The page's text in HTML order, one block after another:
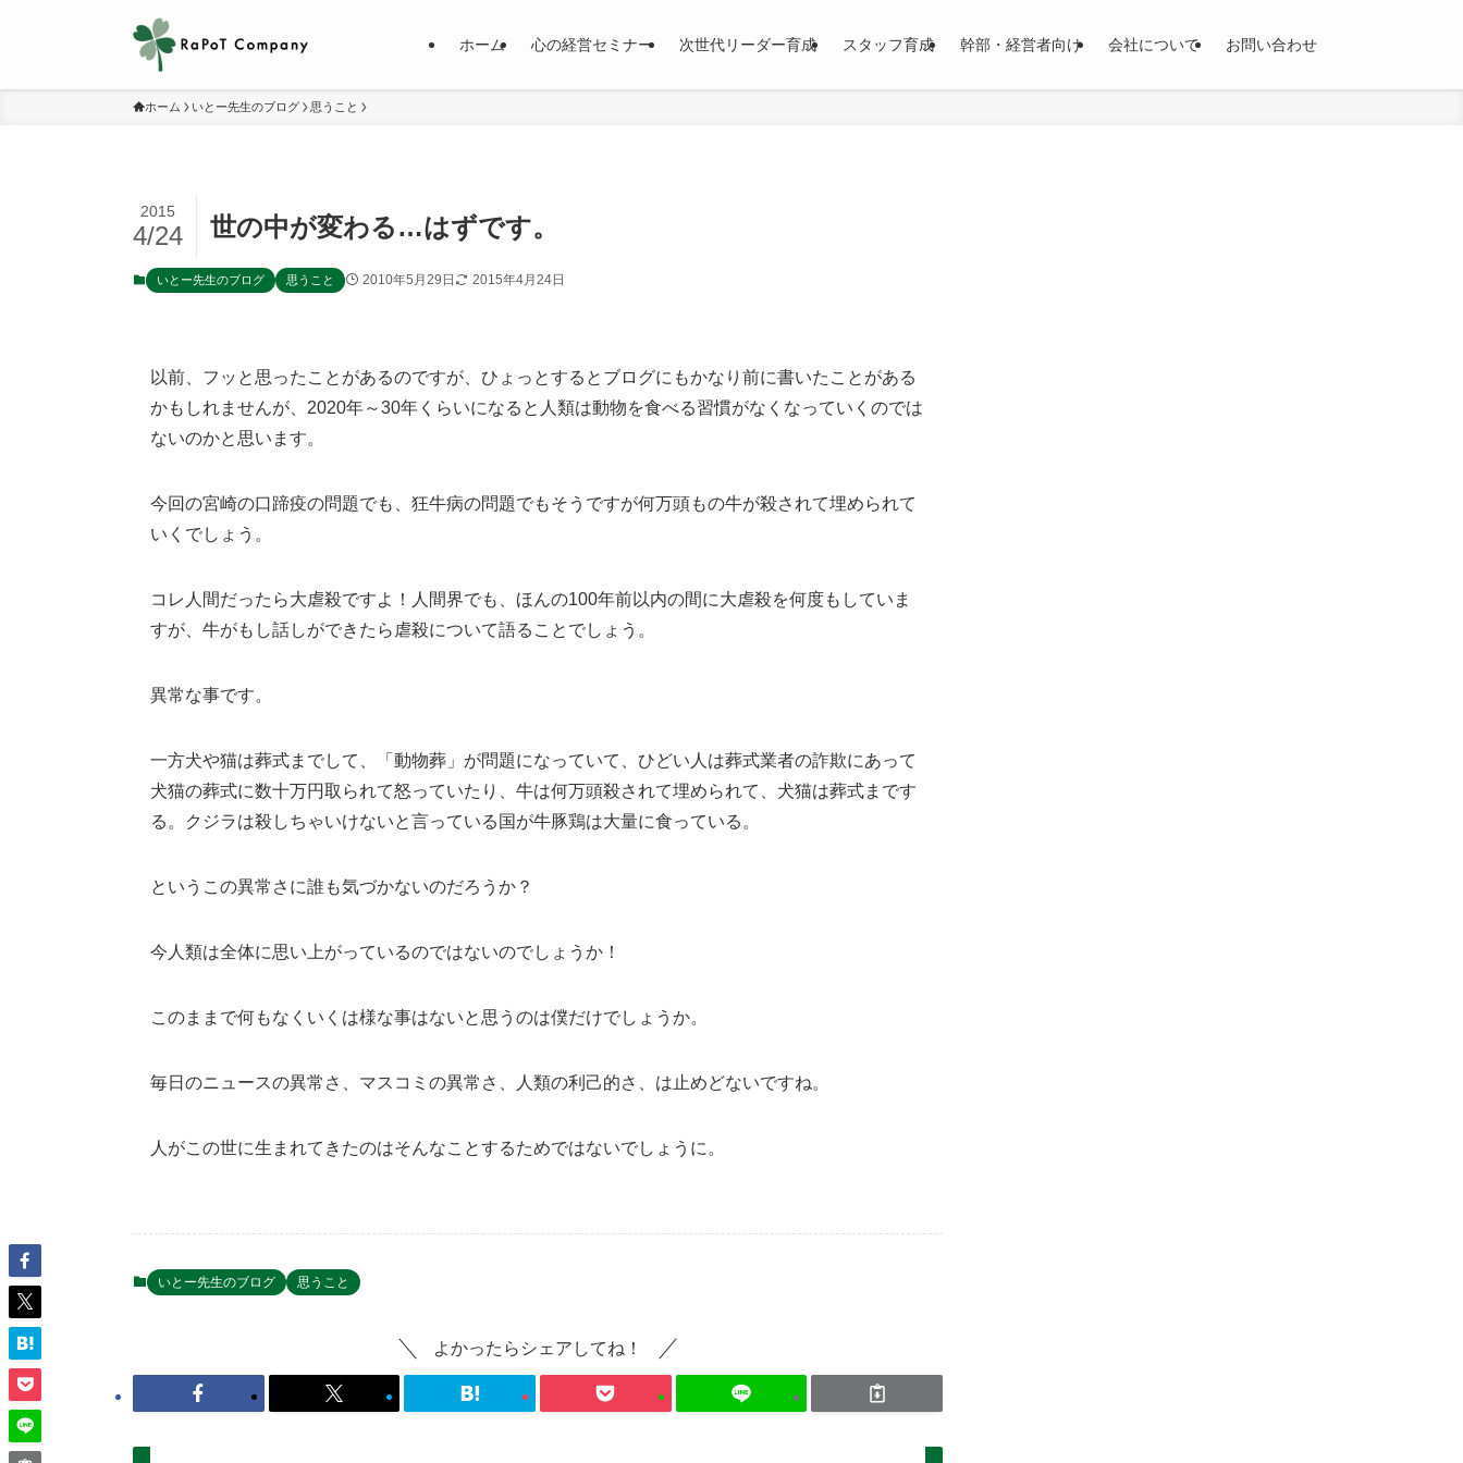
ホーム 心の経営セミナー 次世代リーダー育成 スタッフ育成 幹部・経営者向け 会社について お問い合わせ
ホーム いとー先生のブログ 思うこと
世の中が変わる…はずです。
2015
4/24
いとー先生のブログ 思うこと 2010年5月29日 2015年4月24日
以前、フッと思ったことがあるのですが、ひょっとするとブログにもかなり前に書いたことがある
かもしれませんが、2020年～30年くらいになると人類は動物を食べる習慣がなくなっていくのでは
ないのかと思います。
今回の宮崎の口蹄疫の問題でも、狂牛病の問題でもそうですが何万頭もの牛が殺されて埋められて
いくでしょう。
コレ人間だったら大虐殺ですよ！人間界でも、ほんの100年前以内の間に大虐殺を何度もしていま
すが、牛がもし話しができたら虐殺について語ることでしょう。
異常な事です。
一方犬や猫は葬式までして、「動物葬」が問題になっていて、ひどい人は葬式業者の詐欺にあって
犬猫の葬式に数十万円取られて怒っていたり、牛は何万頭殺されて埋められて、犬猫は葬式まです
る。クジラは殺しちゃいけないと言っている国が牛豚鶏は大量に食っている。
というこの異常さに誰も気づかないのだろうか？
今人類は全体に思い上がっているのではないのでしょうか！
このままで何もなくいくは様な事はないと思うのは僕だけでしょうか。
毎日のニュースの異常さ、マスコミの異常さ、人類の利己的さ、は止めどないですね。
人がこの世に生まれてきたのはそんなことするためではないでしょうに。
いとー先生のブログ 思うこと
よかったらシェアしてね！